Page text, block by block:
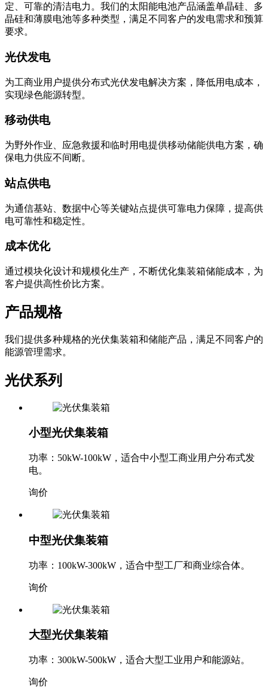
定、可靠的清洁电力。我们的太阳能电池产品涵盖单晶硅、多
晶硅和薄膜电池等多种类型，满足不同客户的发电需求和预算
要求。
光伏发电
为工商业用户提供分布式光伏发电解决方案，降低用电成本，
实现绿色能源转型。
移动供电
为野外作业、应急救援和临时用电提供移动储能供电方案，确
保电力供应不间断。
站点供电
为通信基站、数据中心等关键站点提供可靠电力保障，提高供
电可靠性和稳定性。
成本优化
通过模块化设计和规模化生产，不断优化集装箱储能成本，为
客户提供高性价比方案。
产品规格
我们提供多种规格的光伏集装箱和储能产品，满足不同客户的
能源管理需求。
光伏系列
小型光伏集装箱
功率：50kW-100kW，适合中小型工商业用户分布式发
电。
询价
中型光伏集装箱
功率：100kW-300kW，适合中型工厂和商业综合体。
询价
大型光伏集装箱
功率：300kW-500kW，适合大型工业用户和能源站。
询价